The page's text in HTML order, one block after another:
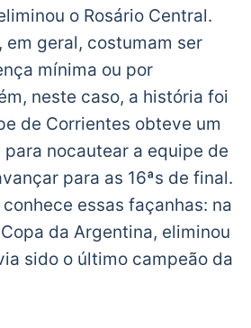
o Rosário Central.
em geral, costumam ser
mínima ou por
neste caso, a história foi
de Corrientes obteve um
nocautear a equipe de
para as 16ªs de final.
essas façanhas: na
da Argentina, eliminou
sido o último campeão da